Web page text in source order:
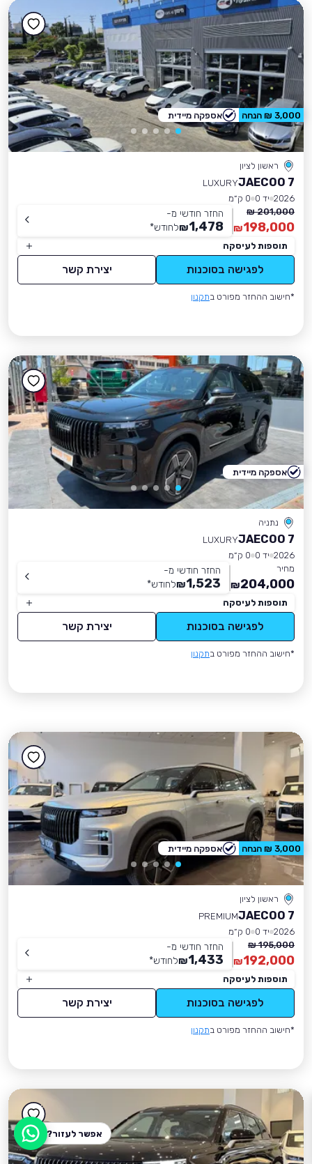
ראשון לציון
JAECOO 7
LUXURY
2026 יד 0
0 ק״מ
201,000 ₪
198,000
₪
החזר חודשי מ-
1,478
₪לחודש*
תוספות לעיסקה
לפגישה בסוכנות יצירת קשר
*חישוב ההחזר מפורט בתקנון
3,000 ₪ הנחה אספקה מיידית
נתניה
JAECOO 7
LUXURY
2026 יד 0
0 ק״מ
מחיר
204,000
₪
החזר חודשי מ-
1,523
₪לחודש*
תוספות לעיסקה
לפגישה בסוכנות יצירת קשר
*חישוב ההחזר מפורט בתקנון
אספקה מיידית
ראשון לציון
JAECOO 7
PREMIUM
2026 יד 0
0 ק״מ
195,000 ₪
192,000
₪
החזר חודשי מ-
1,433
₪לחודש*
תוספות לעיסקה
לפגישה בסוכנות יצירת קשר
*חישוב ההחזר מפורט בתקנון
3,000 ₪ הנחה אספקה מיידית
אפשר לעזור?